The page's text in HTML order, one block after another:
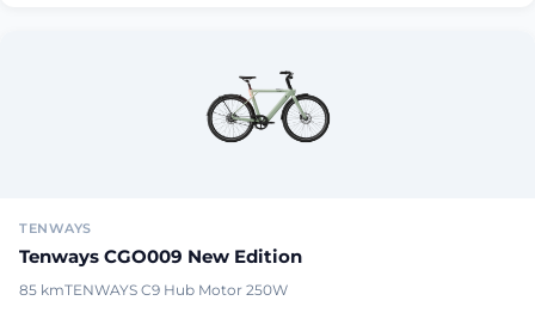
TENWAYS
Tenways CGO009 New Edition
85 kmTENWAYS C9 Hub Motor 250W